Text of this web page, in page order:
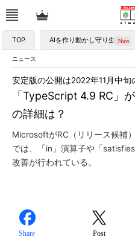
TOP AIを作り動かし守り生かす
ニュース
「TypeScript 4.9 RC」
の詳細は？
安定版の公開は2022年11月中旬
MicrosoftがRC（リリース候補
では、「in」演算子や「
改善が行われている。
Share Post